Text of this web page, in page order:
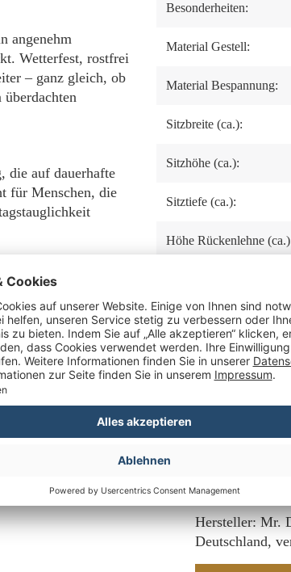
angenehm
Wetterfest, rostfrei
– ganz gleich, ob
die auf dauerhafte
für Menschen, die
Stil.
Moment im Freien
Besonderheiten:
Material Gestell:
Material Bespannung:
Sitzbreite (ca.):
Sitzhöhe (ca.):
Sitztiefe (ca.):
Höhe Rückenlehne
Kissenausstattung:
Maximalbelastung (ca.
Hersteller: Mr.
Deutschland,